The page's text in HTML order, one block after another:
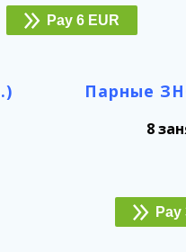
Pay 6 EUR
Парные
8
Pay